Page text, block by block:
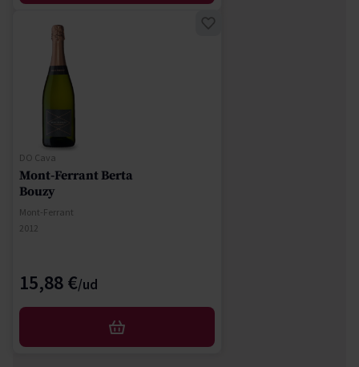
DO Cava
Mont-Ferrant Berta
Bouzy
Mont-Ferrant
2012
15,88 €
AFEGIR